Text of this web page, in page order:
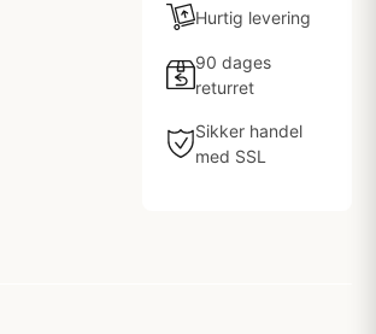
Hurtig levering
90 dages
returret
Sikker handel
med SSL